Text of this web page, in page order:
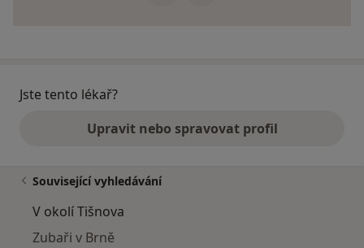
Jste tento lékař?
Upravit nebo spravovat profil
Související vyhledávání
V okolí Tišnova
Zubaři v Brně